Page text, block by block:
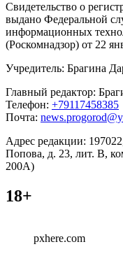
Свидетельство о
выдано Федеральной
информационных
(Роскомнадзор) от 22
Учредитель: Брагина
Главный редактор:
Телефон: +79117458385
Почта:
Адрес редакции:
Попова, д. 23, лит. В,
200А)
18+
pxhere.com